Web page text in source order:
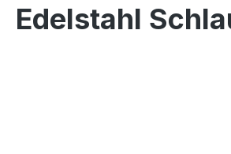
Edelstahl